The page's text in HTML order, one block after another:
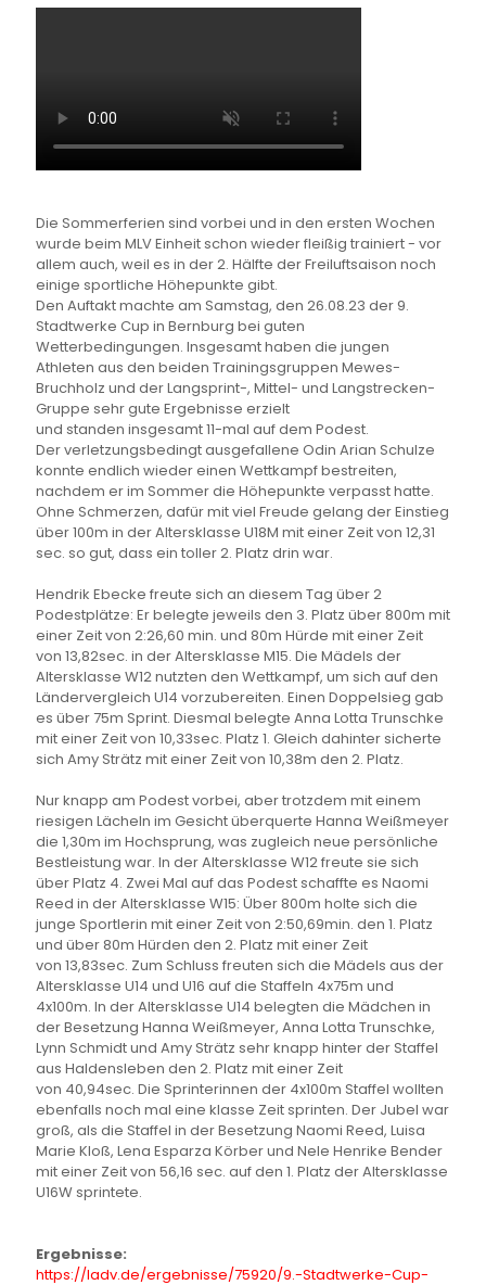
Die Sommerferien sind vorbei und in den ersten Wochen
wurde beim MLV Einheit schon wieder fleißig trainiert - vor
allem auch, weil es in der 2. Hälfte der Freiluftsaison noch
einige sportliche Höhepunkte gibt.
Den Auftakt machte am Samstag, den 26.08.23 der 9.
Stadtwerke Cup in Bernburg bei guten
Wetterbedingungen. Insgesamt haben die jungen
Athleten aus den beiden Trainingsgruppen Mewes-
Bruchholz und der Langsprint-, Mittel- und Langstrecken-
Gruppe sehr gute Ergebnisse erzielt
und standen insgesamt 11-mal auf dem Podest.
Der verletzungsbedingt ausgefallene Odin Arian Schulze
konnte endlich wieder einen Wettkampf bestreiten,
nachdem er im Sommer die Höhepunkte verpasst hatte.
Ohne Schmerzen, dafür mit viel Freude gelang der Einstieg
über 100m in der Altersklasse U18M mit einer Zeit von 12,31
sec. so gut, dass ein toller 2. Platz drin war.
Hendrik Ebecke freute sich an diesem Tag über 2
Podestplätze: Er belegte jeweils den 3. Platz über 800m mit
einer Zeit von 2:26,60 min. und 80m Hürde mit einer Zeit
von 13,82sec. in der Altersklasse M15. Die Mädels der
Altersklasse W12 nutzten den Wettkampf, um sich auf den
Ländervergleich U14 vorzubereiten. Einen Doppelsieg gab
es über 75m Sprint. Diesmal belegte Anna Lotta Trunschke
mit einer Zeit von 10,33sec. Platz 1. Gleich dahinter sicherte
sich Amy Strätz mit einer Zeit von 10,38m den 2. Platz.
Nur knapp am Podest vorbei, aber trotzdem mit einem
riesigen Lächeln im Gesicht überquerte Hanna Weißmeyer
die 1,30m im Hochsprung, was zugleich neue persönliche
Bestleistung war. In der Altersklasse W12 freute sie sich
über Platz 4. Zwei Mal auf das Podest schaffte es Naomi
Reed in der Altersklasse W15: Über 800m holte sich die
junge Sportlerin mit einer Zeit von 2:50,69min. den 1. Platz
und über 80m Hürden den 2. Platz mit einer Zeit
von 13,83sec. Zum Schluss freuten sich die Mädels aus der
Altersklasse U14 und U16 auf die Staffeln 4x75m und
4x100m. In der Altersklasse U14 belegten die Mädchen in
der Besetzung Hanna Weißmeyer, Anna Lotta Trunschke,
Lynn Schmidt und Amy Strätz sehr knapp hinter der Staffel
aus Haldensleben den 2. Platz mit einer Zeit
von 40,94sec. Die Sprinterinnen der 4x100m Staffel wollten
ebenfalls noch mal eine klasse Zeit sprinten. Der Jubel war
groß, als die Staffel in der Besetzung Naomi Reed, Luisa
Marie Kloß, Lena Esparza Körber und Nele Henrike Bender
mit einer Zeit von 56,16 sec. auf den 1. Platz der Altersklasse
U16W sprintete.
Ergebnisse:
https://ladv.de/ergebnisse/75920/9.-Stadtwerke-Cup-